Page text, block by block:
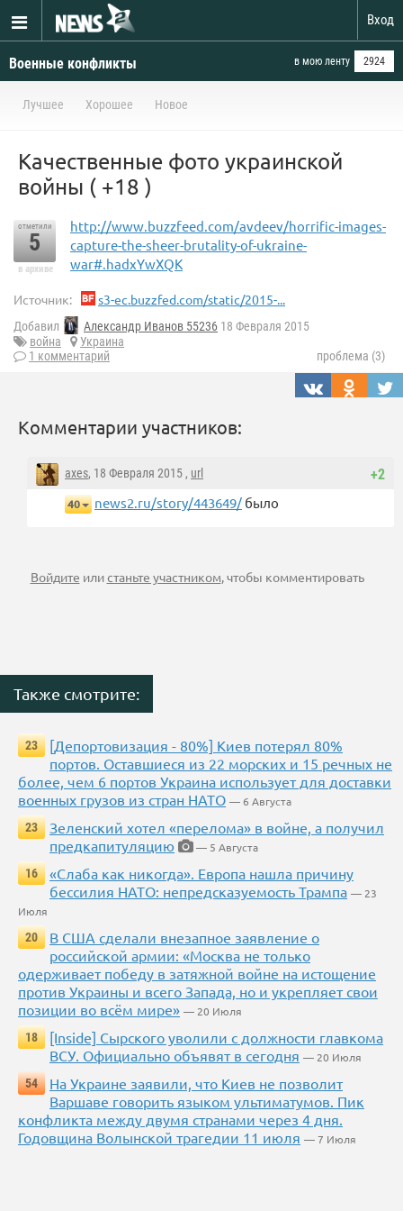
Вход
Военные конфликты в мою ленту 2924
Лучшее Хорошее Новое
Качественные фото украинской
войны ( +18 )
отметили
5
в архиве
http://www.buzzfeed.com/avdeev/horrific-images-
capture-the-sheer-brutality-of-ukraine-
war#.hadxYwXQK
Источник: s3-ec.buzzfed.com/static/2015-...
Добавил Александр Иванов 55236 18 Февраля 2015
война
Украина
1 комментарий
проблема (3)
Комментарии участников:
+2
axes, 18 Февраля 2015 , url
40 news2.ru/story/443649/ было
Войдите илистаньте участником, чтобы комментировать
Также смотрите:
23
[Депортовизация - 80%] Киев потерял 80%
портов. Оставшиеся из 22 морских и 15 речных не
более, чем 6 портов Украина использует для доставки
военных грузов из стран НАТО — 6 Августа
23
Зеленский хотел «перелома» в войне, а получил
предкапитуляцию
— 5 Августа
16
«Слаба как никогда». Европа нашла причину
бессилия НАТО: непредсказуемость Трампа — 23
Июля
20
В США сделали внезапное заявление о
российской армии: «Москва не только
одерживает победу в затяжной войне на истощение
против Украины и всего Запада, но и укрепляет свои
позиции во всём мире» — 20 Июля
18
[Inside] Сырского уволили с должности главкома
ВСУ. Официально объявят в сегодня — 20 Июля
54
На Украине заявили, что Киев не позволит
Варшаве говорить языком ультиматумов. Пик
конфликта между двумя странами через 4 дня.
Годовщина Волынской трагедии 11 июля — 7 Июля